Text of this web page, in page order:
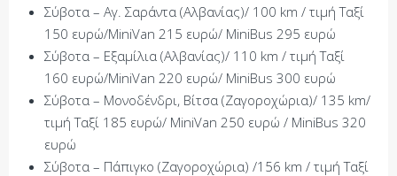
Σύβοτα – Αγ. Σαράντα (Αλβανίας)/ 100 km / τιμή Ταξί
150 ευρώ/MiniVan 215 ευρώ/ MiniBus 295 ευρώ
Σύβοτα – Εξαμίλια (Αλβανίας)/ 110 km / τιμή Ταξί
160 ευρώ/MiniVan 220 ευρώ/ MiniBus 300 ευρώ
Σύβοτα – Μονοδένδρι, Βίτσα (Ζαγοροχώρια)/ 135 km/
τιμή Ταξί 185 ευρώ/ MiniVan 250 ευρώ / MiniBus 320
ευρώ
Σύβοτα – Πάπιγκο (Ζαγοροχώρια) /156 km / τιμή Ταξί